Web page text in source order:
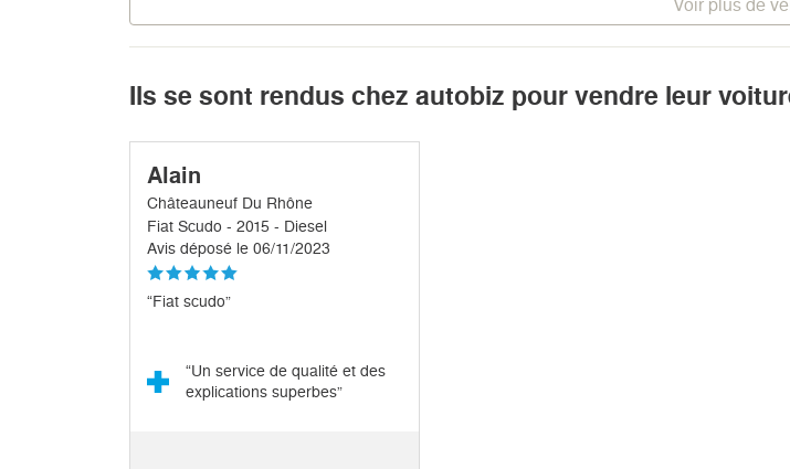
Voir plus de
Ils se sont rendus chez autobiz pour vendre leur
Alain
Châteauneuf Du Rhône
Fiat Scudo - 2015 - Diesel
Avis déposé le 06/11/2023
“Fiat scudo”
“Un service de qualité et des
explications superbes”